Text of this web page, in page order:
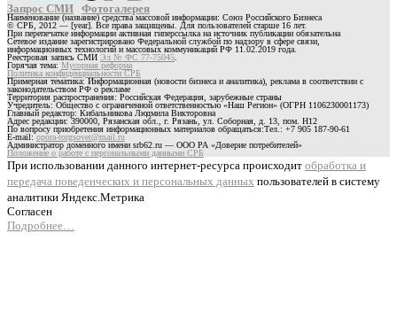
Запрос СМИ Фотогалерея
Наименование (название) средства массовой информации: Союз Российского Бизнеса
© СРБ, 2012 — [year]. Все права защищены. Для пользователей старше 16 лет.
При перепечатке информации активная гиперссылка на источник публикации обязательна
Сетевое издание зарегистрировано Федеральной службой по надзору в сфере связи,
информационных технологий и массовых коммуникаций РФ 11.02.2019 года.
Реестровая запись СМИ Эл № ФС 77-75045
Горячая тема: Мусорная реформа
Политика конфиденциальности СРБ
Примерная тематика: Информационная (новости бизнеса и аналитика), реклама в соответствии с
законодательством РФ о рекламе
Территория распространения: Российская Федерация, зарубежные страны
Учредитель: Общество с ограниченной ответственностью «Наш Регион» (ОГРН 1106230001173)
Главный редактор: Кибальникова Людмила Викторовна
Адрес редакции: 390000, Рязанская обл., г. Рязань, ул. Соборная, д. 13, пом. Н12
По вопросу приобретения информационных материалов обращаться:Тел.: +7 905 187-90-61
E-mail:opora-torgsovet@mail.ru
Администратор доменного имени srb62.ru — ООО РА «Доверие потребителей»
Положение о работе с персональными данными СРБ
При использовании данного интернет-ресурса происходит обработка и
передача поведенческих и персональных данных пользователей в систему
аналитики Яндекс.Метрика
Согласен
Подробнее…